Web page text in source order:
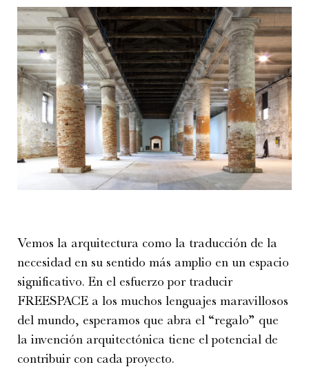
Vemos la arquitectura como la traducción de la
necesidad en su sentido más amplio en un espacio
significativo. En el esfuerzo por traducir
FREESPACE a los muchos lenguajes maravillosos
del mundo, esperamos que abra el “regalo” que
la invención arquitectónica tiene el potencial de
contribuir con cada proyecto.